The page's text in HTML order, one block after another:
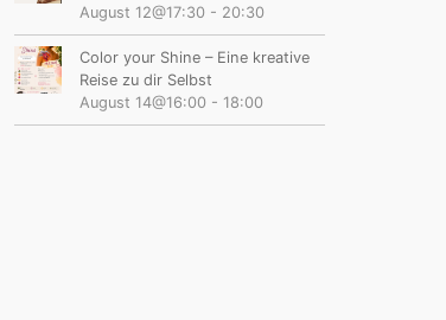
August 12@17:30- 20:30
Color your Shine – Eine kreative
Reise zu dir Selbst
August 14@16:00- 18:00